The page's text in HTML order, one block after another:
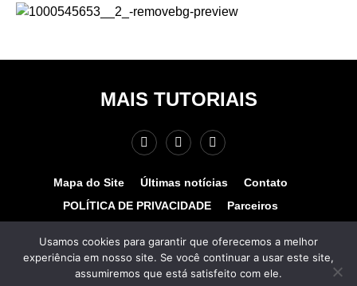
MAIS TUTORIAIS
Mapa do Site Últimas notícias
Contato
POLÍTICA DE PRIVACIDADE
Parceiros
© COPYRIGHT 2025 - MAIS TUTORIAIS. TODOS OS
DIREITOS RESERVADOS. Desenvolvido por
Usamos cookies para garantir que oferecemos a melhor
experiência em nosso site. Se você continuar a usar este site,
assumiremos que está satisfeito com ele.